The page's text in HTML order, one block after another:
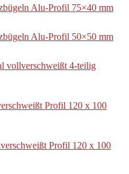
Alu-Profil 75×40 mm
Alu-Profil 50×50 mm
vollverschweißt 4-teilig
Profil 120 x 100
Profil 120 x 100